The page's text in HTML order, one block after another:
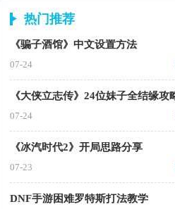
热门推荐
《骗子酒馆》中文设置方法
07-24
《大侠立志传》24位妹子全结缘攻
07-24
《冰汽时代2》开局思路分享
07-23
DNF手游困难罗特斯打法教学